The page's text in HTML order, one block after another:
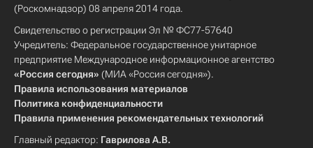
(Роскомнадзор) 08 апреля 2014 года.
Свидетельство о регистрации Эл № ФС77-57640
Учредитель: Федеральное государственное унитарное
предприятие Международное информационное агентство
«Россия сегодня» (МИА «Россия сегодня»).
Правила использования материалов
Политика конфиденциальности
Правила применения рекомендательных технологий
Главный редактор: Гаврилова А.В.